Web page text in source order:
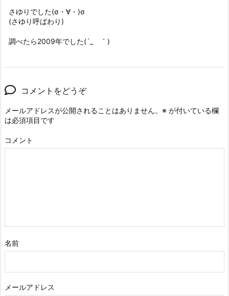
さゆりでした(σ・∀・)σ
(さゆり呼ばわり)
調べたら2009年でした(´_ゝ｀)
コメントをどうぞ
メールアドレスが公開されることはありません。 ※ が付いている欄
は必須項目です
コメント
名前
メールアドレス